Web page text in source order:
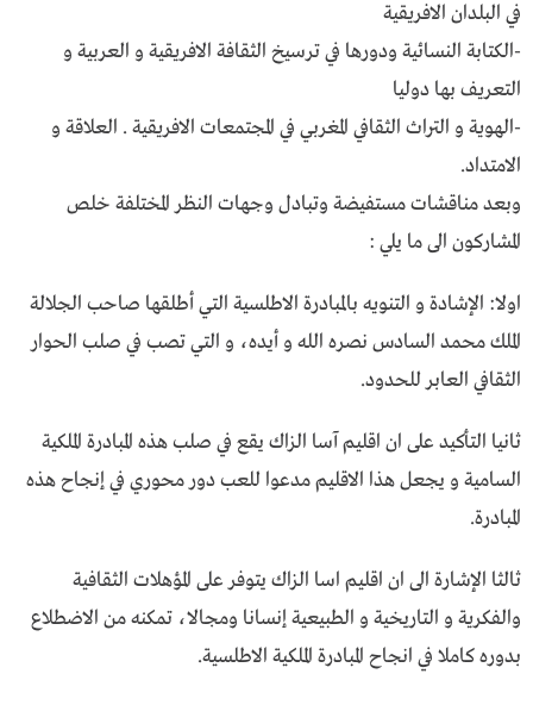
في البلدان الافريقية
-الكتابة النسائية ودورها في ترسيخ الثقافة الافريقية و العربية و
التعريف بها دوليا
-الهوية و التراث الثقافي المغربي في المجتمعات الافريقية . العلاقة و
الامتداد.
وبعد مناقشات مستفيضة وتبادل وجهات النظر المختلفة خلص
المشاركون الى ما يلي :
اولا: الإشادة و التنويه بالمبادرة الاطلسية التي أطلقها صاحب الجلالة
الملك محمد السادس نصره الله و أيده، و التي تصب في صلب الحوار
الثقافي العابر للحدود.
ثانيا التأكيد على ان اقليم آسا الزاك يقع في صلب هذه المبادرة الملكية
السامية و يجعل هذا الاقليم مدعوا للعب دور محوري في إنجاح هذه
المبادرة.
ثالثا الإشارة الى ان اقليم اسا الزاك يتوفر على المؤهلات الثقافية
والفكرية و التاريخية و الطبيعية إنسانا ومجالا، تمكنه من الاضطلاع
بدوره كاملا في انجاح المبادرة الملكية الاطلسية.